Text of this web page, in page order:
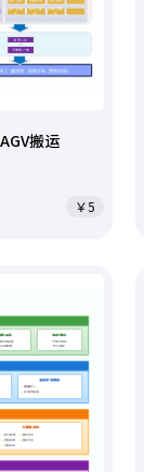
搬运
￥5